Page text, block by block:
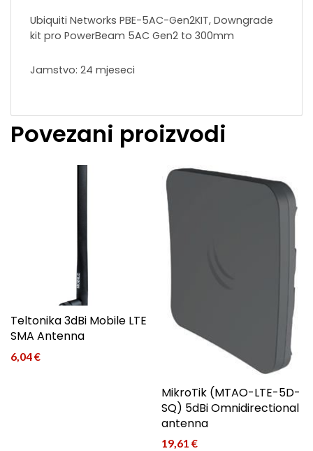
Ubiquiti Networks PBE-5AC-Gen2KIT, Downgrade
kit pro PowerBeam 5AC Gen2 to 300mm
Jamstvo: 24 mjeseci
Povezani proizvodi
Teltonika 3dBi Mobile LTE
SMA Antenna
6,04€
MikroTik (MTAO-LTE-5D-
SQ) 5dBi Omnidirectional
antenna
19,61€